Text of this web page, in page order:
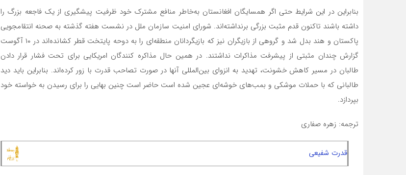
بنابراین در این شرایط حتی اگر همسایگان افغانستان به‌خاطر منافع مشترک خود ظرفیت پیشگیری از یک فاجعه بزرگ را
داشته باشند تاکنون قدم مثبت بزرگی برنداشته‌اند. شورای امنیت سازمان ملل در نشست هفته گذشته به صحنه انتقامجویی
پاکستان و هند بدل شد و گروهی از بازیگران نیز که بازیگردانان منطقه‌ای را به دوحه پایتخت قطر کشانده‌اند در ۱۰ آگوست
گزارش چندان مثبتی از پیشرفت مذاکرات نداشتند. در همین حال مذاکره کنندگان امریکایی برای تحت فشار قرار دادن
طالبان در مسیر کاهش خشونت، تهدید به انزوای بین‌المللی آنها در صورت تصاحب قدرت با زور کرده‌اند. بنابراین باید دید
طالبانی که با حملات موشکی و بمب‌های خوشه‌ای عجین شده است حاضر است چنین بهایی را برای رسیدن به خواسته خود
بپردازد.
ترجمه: زهره صفاری
قدرت شفیعی